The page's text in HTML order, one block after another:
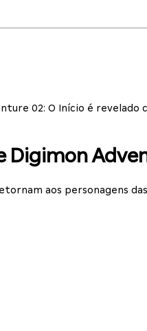
02: O Início é revelado
Digimon
aos personagens